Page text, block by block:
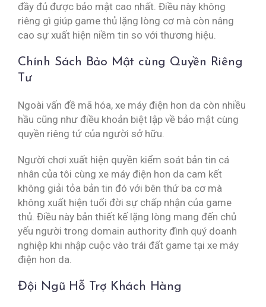
đầy đủ được bảo mật cao nhất. Điều này không
riêng gì giúp game thủ lặng lòng cơ mà còn nâng
cao sự xuất hiện niềm tin so với thương hiệu.
Chính Sách Bảo Mật cùng Quyền Riêng
Tư
Ngoài vấn đề mã hóa, xe máy điện hon da còn nhiều
hầu cũng như điều khoản biệt lập về bảo mật cùng
quyền riêng tứ của người sở hữu.
Người chơi xuất hiện quyền kiểm soát bản tin cá
nhân của tôi cùng xe máy điện hon da cam kết
không giải tỏa bản tin đó với bên thứ ba cơ mà
không xuất hiện tuổi đời sự chấp nhận của game
thủ. Điều này bản thiết kế lặng lòng mang đến chủ
yếu người trong domain authority đình quý doanh
nghiệp khi nhập cuộc vào trái đất game tại xe máy
điện hon da.
Đội Ngũ Hỗ Trợ Khách Hàng